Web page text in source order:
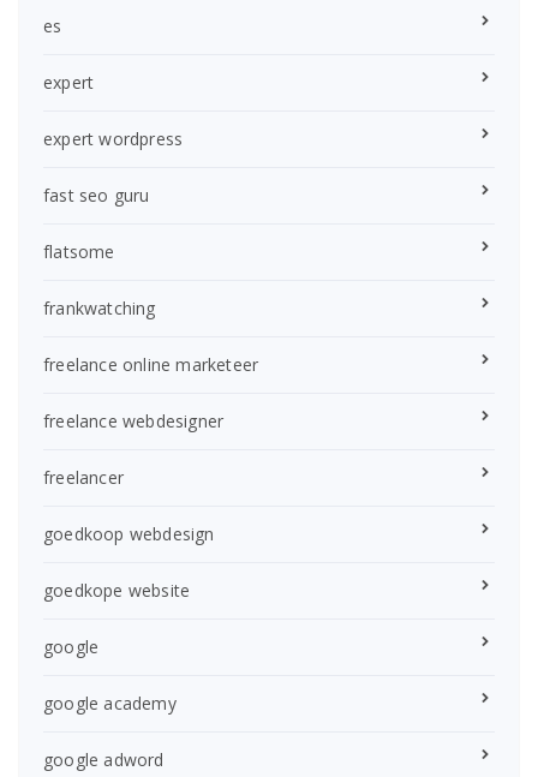
es
expert
expert wordpress
fast seo guru
flatsome
frankwatching
freelance online marketeer
freelance webdesigner
freelancer
goedkoop webdesign
goedkope website
google
google academy
google adword